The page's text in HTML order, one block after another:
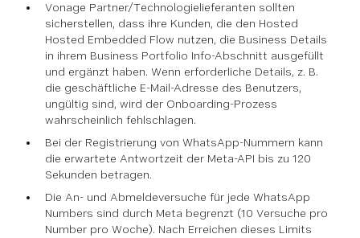
Vonage Partner/Technologielieferanten sollten
sicherstellen, dass ihre Kunden, die den Hosted
Hosted Embedded Flow nutzen, die Business Details
in ihrem Business Portfolio Info-Abschnitt ausgefüllt
und ergänzt haben. Wenn erforderliche Details, z. B.
die geschäftliche E-Mail-Adresse des Benutzers,
ungültig sind, wird der Onboarding-Prozess
wahrscheinlich fehlschlagen.
Bei der Registrierung von WhatsApp-Nummern kann
die erwartete Antwortzeit der Meta-API bis zu 120
Sekunden betragen.
Die An- und Abmeldeversuche für jede WhatsApp
Numbers sind durch Meta begrenzt (10 Versuche pro
Number pro Woche). Nach Erreichen dieses Limits